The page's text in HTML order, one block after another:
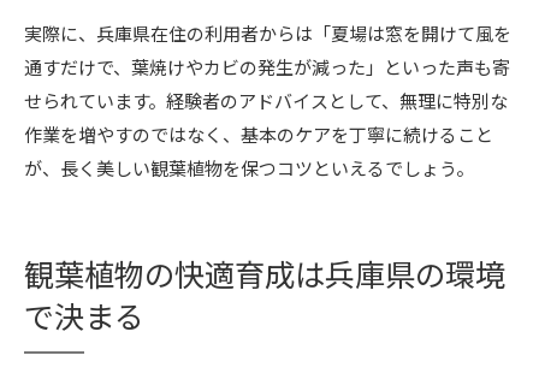
実際に、兵庫県在住の利用者からは「夏場は窓を開けて風を
通すだけで、葉焼けやカビの発生が減った」といった声も寄
せられています。経験者のアドバイスとして、無理に特別な
作業を増やすのではなく、基本のケアを丁寧に続けること
が、長く美しい観葉植物を保つコツといえるでしょう。
観葉植物の快適育成は兵庫県の環境
で決まる